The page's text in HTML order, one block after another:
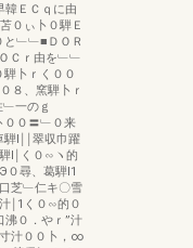
韓ＥＣｑに由
０ぃ卜０騨Ｅ
﹂﹂■ＤＯＲ
Ｃｒ由を﹂﹂
卜ｒく００
８、窯騨卜ｒ
一のｇ
００〓﹂０来
騨l￨￨翠収巾躍
l￨く０∽ヽ的
０尋、葛騨l1
芝﹂仁キ〇雪
￨1く０∽的０
沸０．やｒ”汁
汁００卜，∞